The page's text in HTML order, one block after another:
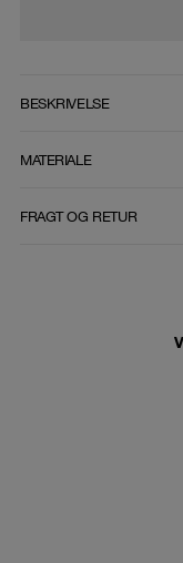
BESKRIVELSE
MATERIALE
FRAGT OG RETUR